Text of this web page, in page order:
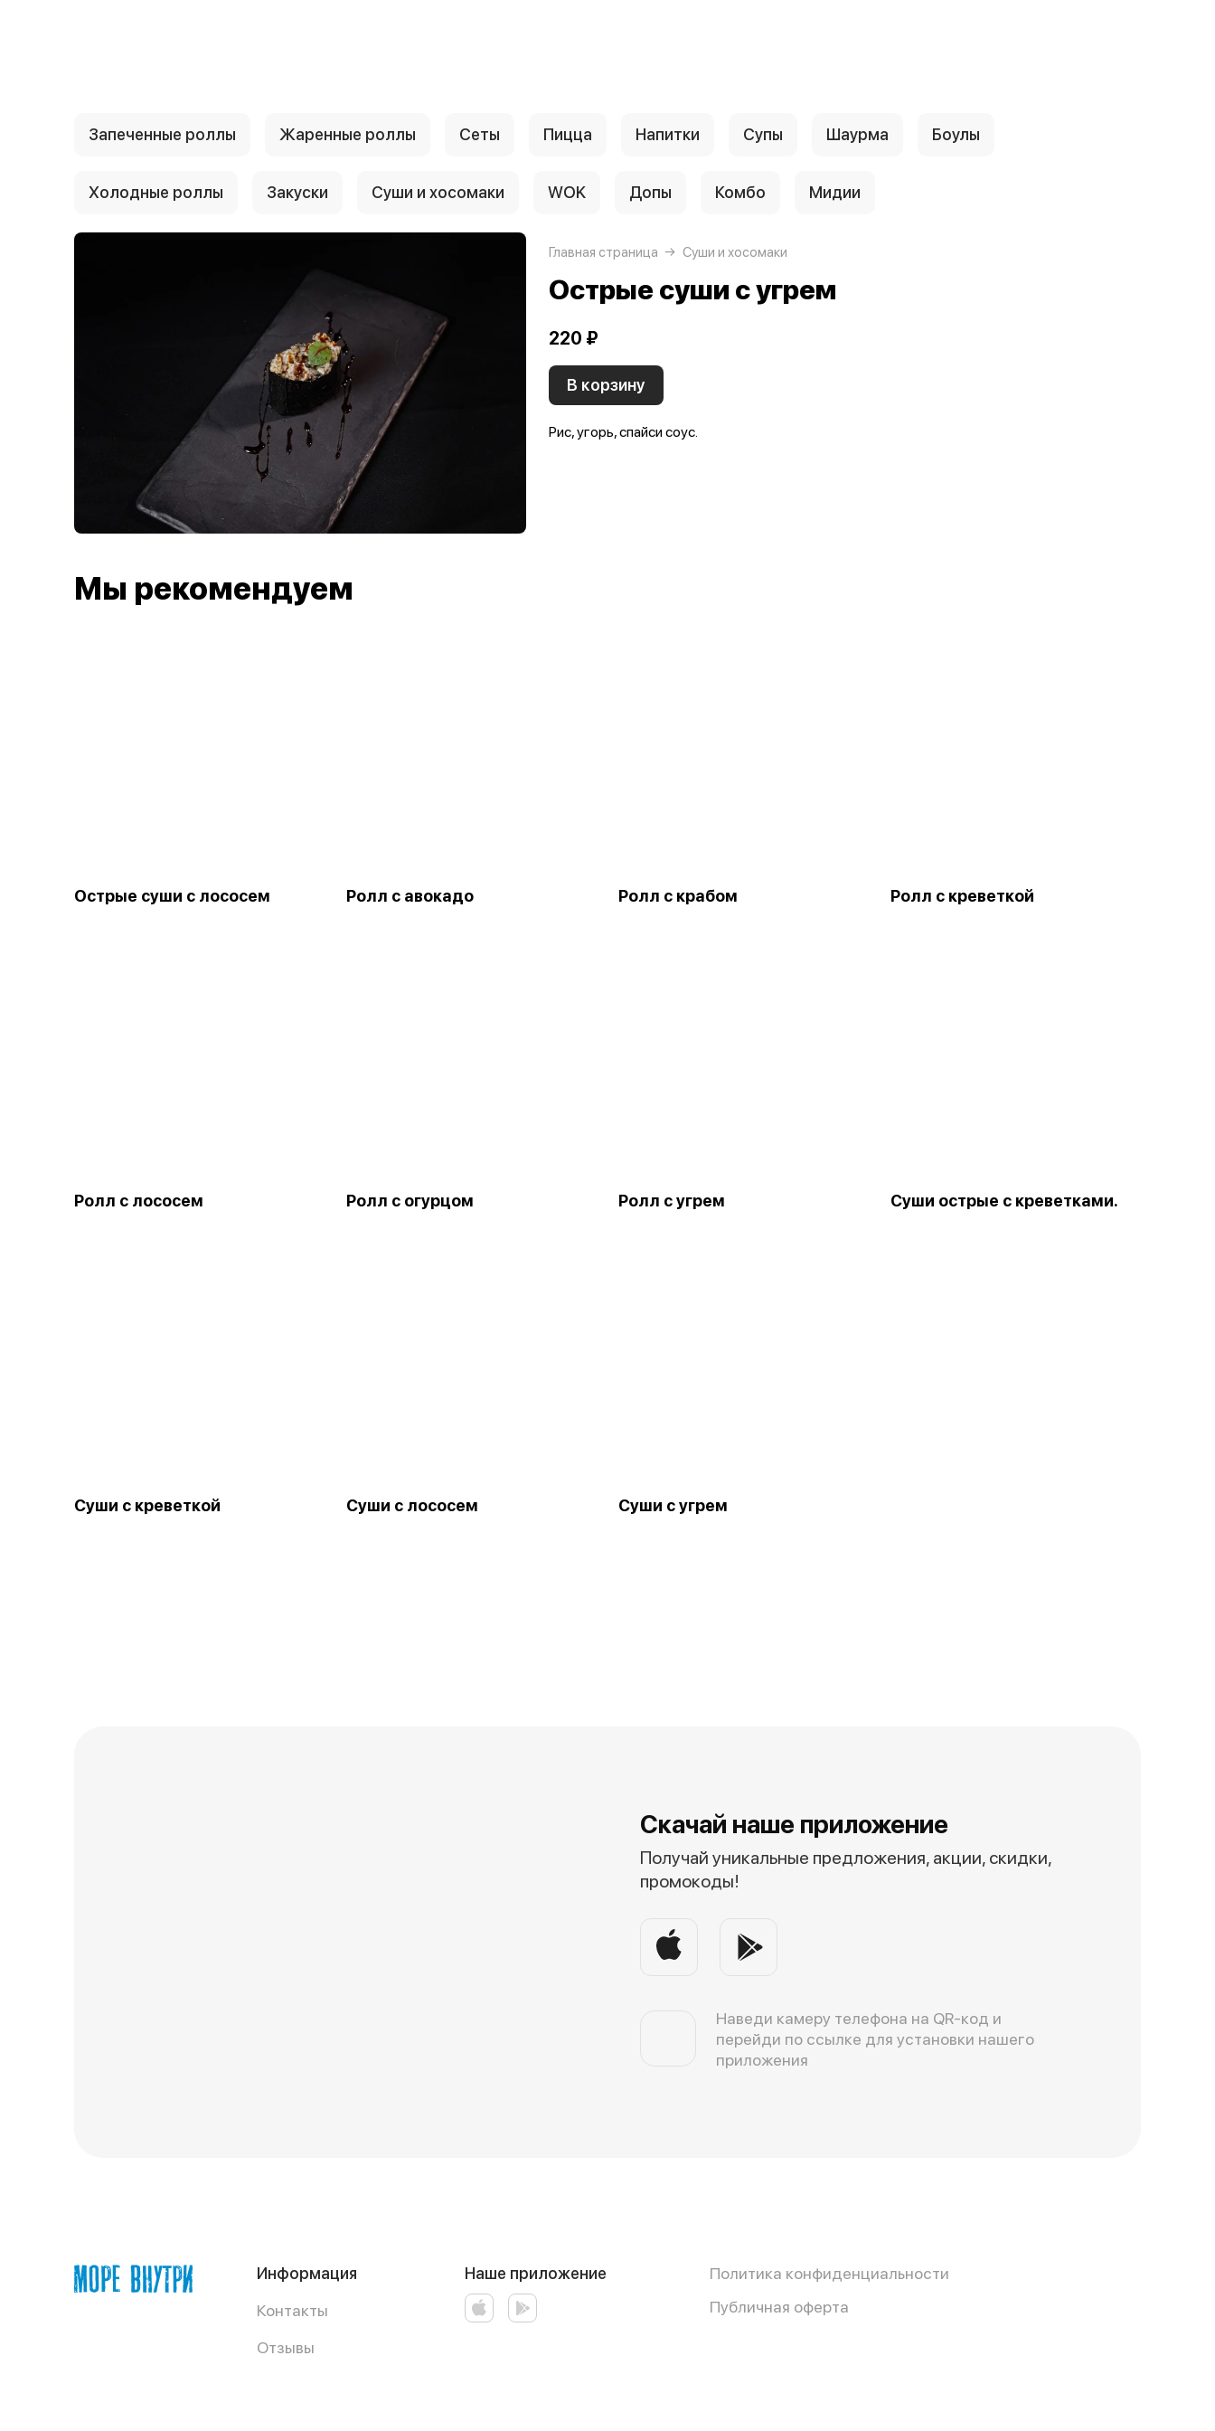
Запеченные роллы Жаренные роллы Сеты Пицца Напитки Супы Шаурма Боулы
Холодные роллы Закуски Суши и хосомаки WOK Допы Комбо Мидии
Главная страница Суши и хосомаки
Острые суши с угрем
220 ₽
В корзину
Рис, угорь, спайси соус.
Мы рекомендуем
Острые суши с лососем Ролл с авокадо Ролл с крабом Ролл с креветкой
Ролл с лососем Ролл с огурцом Ролл с угрем Суши острые с креветками.
Суши с креветкой Суши с лососем Суши с угрем
Скачай наше приложение
Получай уникальные предложения, акции, скидки,
промокоды!
Наведи камеру телефона на QR-код и
перейди по ссылке для установки нашего
приложения
Информация
Контакты
Отзывы
Наше приложение
Политика конфиденциальности
Публичная оферта